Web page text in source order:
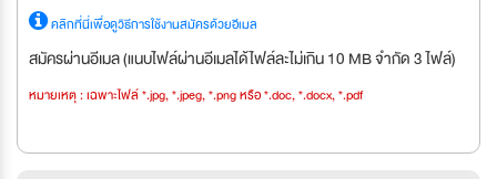
คลิกที่นี่เพื่อดูวิธีการใช้งานสมัครด้วยอีเมล
สมัครผ่านอีเมล (แนบไฟล์ผ่านอีเมลได้ไฟล์ละไม่เกิน 10 MB จำกัด 3 ไฟล์)
หมายเหตุ : เฉพาะไฟล์ *.jpg, *.jpeg, *.png หรือ *.doc, *.docx, *.pdf